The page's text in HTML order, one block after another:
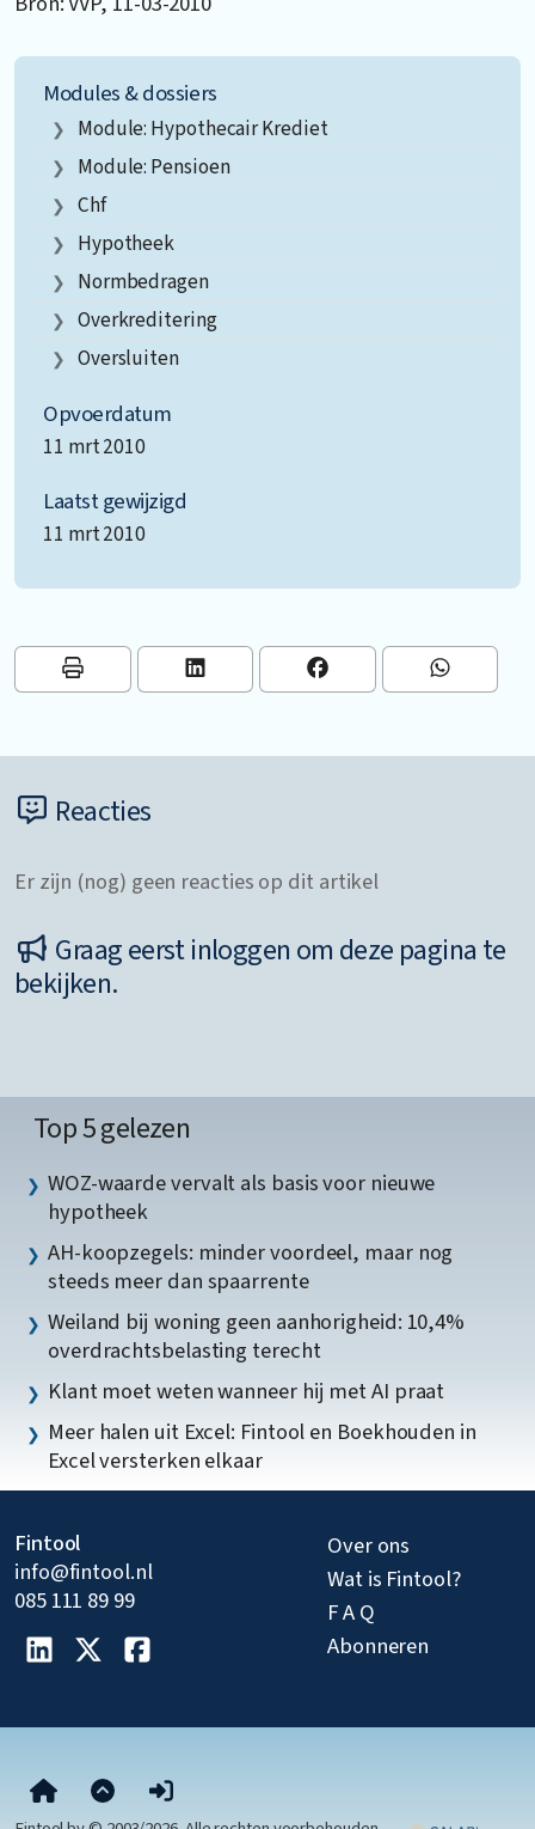
Modules & dossiers
Module: Hypothecair Krediet
Module: Pensioen
Chf
Hypotheek
Normbedragen
Overkreditering
Oversluiten
Opvoerdatum
11 mrt 2010
Laatst gewijzigd
11 mrt 2010
Reacties
Er zijn (nog) geen reacties op dit artikel
Graag eerst inloggen om deze pagina te
bekijken.
Top 5 gelezen
WOZ-waarde vervalt als basis voor nieuwe
hypotheek
AH-koopzegels: minder voordeel, maar nog
steeds meer dan spaarrente
Weiland bij woning geen aanhorigheid: 10,4%
overdrachtsbelasting terecht
Klant moet weten wanneer hij met AI praat
Meer halen uit Excel: Fintool en Boekhouden in
Excel versterken elkaar
Fintool
info@fintool.nl
085 111 89 99
Over ons
Wat is Fintool?
F A Q
Abonneren